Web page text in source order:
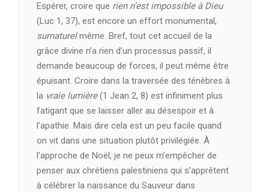
Espérer, croire que rien n’est impossible à Dieu
(Luc 1, 37), est encore un effort monumental,
surnaturelmême. Bref, tout cet accueil de la
grâce divine n’a rien d’un processus passif, il
demande beaucoup de forces, il peut même être
épuisant. Croire dans la traversée des ténèbres à
la vraie lumière(1 Jean 2, 8) est infiniment plus
fatigant que se laisser aller au désespoir et à
l’apathie. Mais dire cela est un peu facile quand
on vit dans une situation plutôt privilégiée. À
l’approche de Noël, je ne peux m’empêcher de
penser aux chrétiens palestiniens qui s’apprêtent
à célébrer la naissance du Sauveur dans